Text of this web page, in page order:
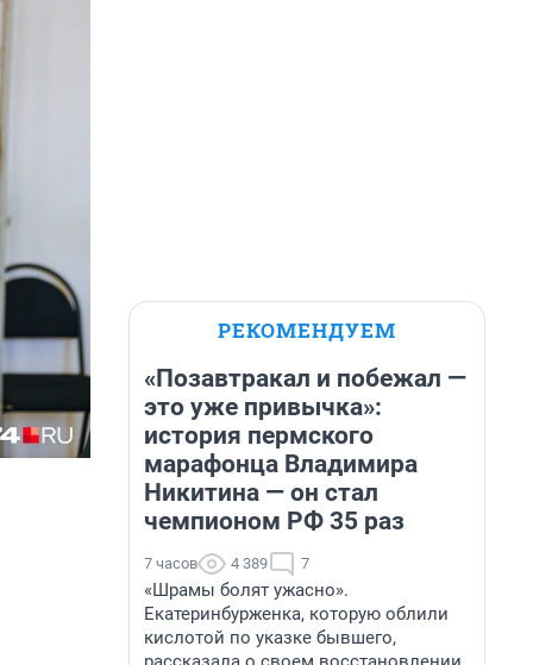
РЕКОМЕНДУЕМ
«Позавтракал и побежал —
это уже привычка»:
история пермского
марафонца Владимира
Никитина — он стал
чемпионом РФ 35 раз
7 часов 4 389 7
«Шрамы болят ужасно».
Екатеринбурженка, которую облили
кислотой по указке бывшего,